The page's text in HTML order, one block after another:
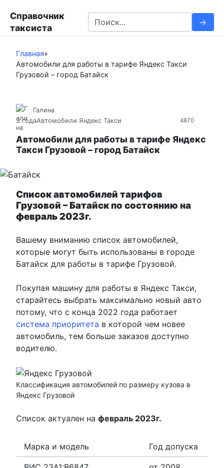
т
Справочник
таксиста
e
c
h
:
Главная»
Автомобили для работы в тарифе Яндекс Такси
Грузовой – город Батайск
4870
Галина
3 годаАвтомобили Яндекс Такси
Автомобили для работы в тарифе Яндекс
Такси Грузовой – город Батайск
Список автомобилей тарифов
Грузовой – Батайск по состоянию на
февраль 2023г.
Вашему вниманию список автомобилей,
которые могут быть использованы в городе
Батайск для работы в тарифе Грузовой.
Покупая машину для работы в Яндекс Такси,
старайтесь выбрать максимально новый авто
потому, что с конца 2022 года работает
система приоритета в которой чем новее
автомобиль, тем больше заказов доступно
водителю.
Классификация автомобилей по размеру кузова в
Яндекс Грузовой
Список актуален на февраль 2023г.
Марка и модель Год допуска